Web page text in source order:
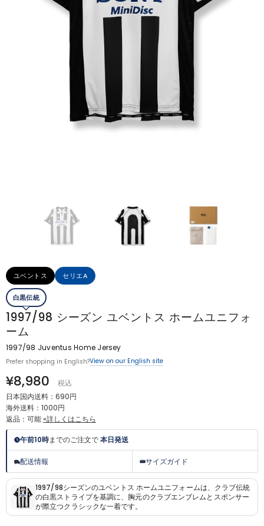
ユベントス セリエA
白黒伝統
1997/98 シーズン ユベントス ホームユニフォ
ーム
1997/98 Juventus Home Jersey
Prefer shopping in English?View on our English site
¥8,980
税込
日本国内送料：690円
海外送料：1000円
返品：可能»詳しくはこちら
午前10時までのご注文で本日発送
配送情報 サイズガイド
1997/98シーズンのユベントス ホームユニフォームは、クラブ伝統
の白黒ストライプを基調に、胸元のクラブエンブレムとスポンサー
が際立つクラシックな一着です。